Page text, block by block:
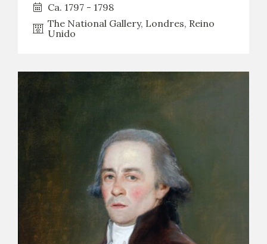
Ca. 1797 - 1798
The National Gallery, Londres, Reino
Unido